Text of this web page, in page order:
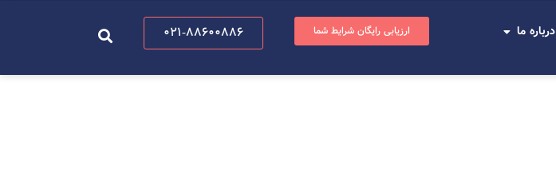
درباره ما ارزیابی رایگان شرایط شما 021-88600886